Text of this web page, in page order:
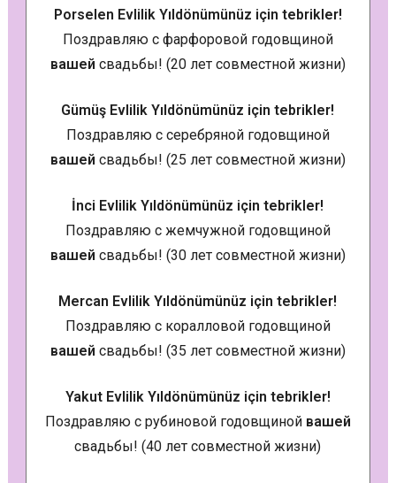
Porselen Evlilik Yıldönümünüz için tebrikler!
Поздравляю с фарфоровой годовщиной
вашей свадьбы! (20 лет совместной жизни)
Gümüş Evlilik Yıldönümünüz için tebrikler!
Поздравляю с серебряной годовщиной
вашей свадьбы! (25 лет совместной жизни)
İnci Evlilik Yıldönümünüz için tebrikler!
Поздравляю с жемчужной годовщиной
вашей свадьбы! (30 лет совместной жизни)
Mercan Evlilik Yıldönümünüz için tebrikler!
Поздравляю с коралловой годовщиной
вашей свадьбы! (35 лет совместной жизни)
Yakut Evlilik Yıldönümünüz için tebrikler!
Поздравляю с рубиновой годовщиной вашей
свадьбы! (40 лет совместной жизни)